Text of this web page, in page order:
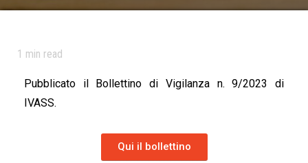
1 min read
Pubblicato il Bollettino di Vigilanza n. 9/2023 di
IVASS.
Qui il bollettino